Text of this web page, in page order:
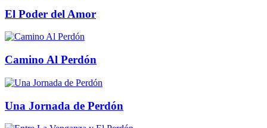
El Poder del Amor
Camino Al Perdón
Una Jornada de Perdón